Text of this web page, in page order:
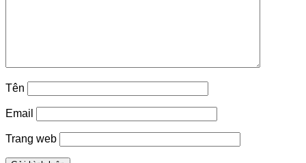
Tên
Email
Trang web